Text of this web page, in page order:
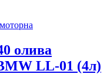
олива
LL-01 (4л)